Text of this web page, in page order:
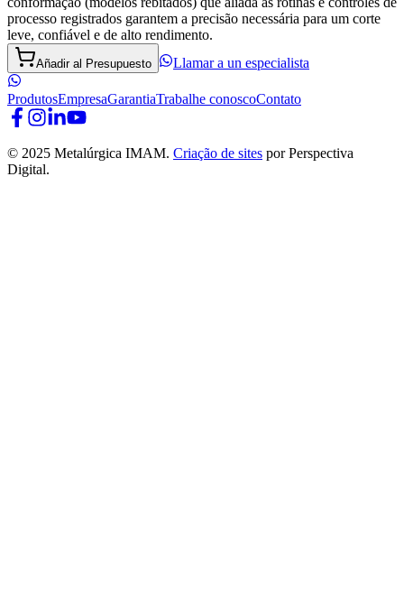
processo registrados garantem a precisão necessária para um corte
leve, confiável e de alto rendimento.
Añadir al Presupuesto Llamar a un especialista
ProdutosEmpresaGarantiaTrabalhe conoscoContato
© 2025 Metalúrgica IMAM. Criação de sites por Perspectiva
Digital.